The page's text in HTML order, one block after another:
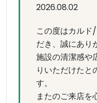
2026.08.02
この度はカルド
だき、誠にあり
施設の清潔感や
りいただけたと
す。
またのご来店を